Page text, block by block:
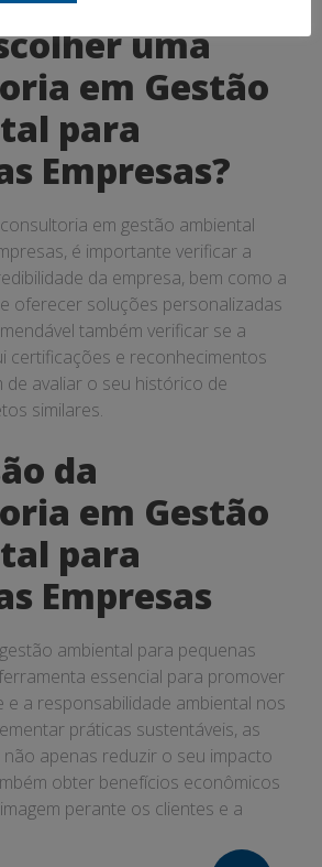
uma
em Gestão
para
Empresas?
em gestão ambiental
é importante verificar a
da empresa, bem como a
oferecer soluções personalizadas
também verificar se a
certificações e reconhecimentos
de avaliar o seu histórico de
similares.
da
em Gestão
para
Empresas
ambiental para pequenas
essencial para promover
e a responsabilidade ambiental nos
práticas sustentáveis, as
apenas reduzir o seu impacto
obter benefícios econômicos
perante os clientes e a